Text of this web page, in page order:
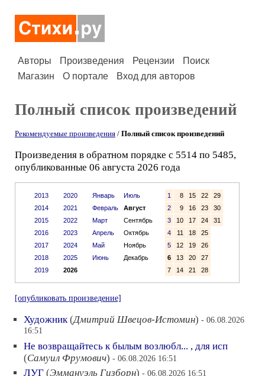
Авторы Произведения Рецензии
Поиск
Магазин
О портале Вход для авторов
Полный список произведений
Рекомендуемые произведения / Полный список произведений
Произведения в обратном порядке с 5514 по 5485,
опубликованные 06 августа 2026 года
2013
2014
2015
2016
2017
2018
2019
2020
2021
2022
2023
2024
2025
2026
Январь
Июль
Февраль
Август
Март
Сентябрь
Апрель
Октябрь
Май
Ноябрь
Июнь
Декабрь
1 8 15 22
29
2
9 16 23
30
3
10 17 24
31
4
11 18
25
5
12 19
26
6
13 20
27
7
14 21 28
[опубликовать произведение]
Художник(Дмитрий Швецов-Истомин) - 06.08.2026
16:51
Не возвращайтесь к былым возлюбл... , для исп
(Самуил Фрумович) - 06.08.2026 16:51
ЛУГ (Эммануэль Гизборн) - 06.08.2026 16:51